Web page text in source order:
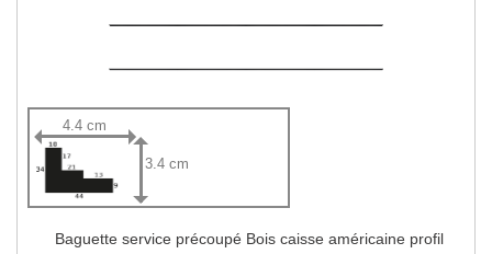
4.4 cm
3.4 cm
Baguette service précoupé Bois caisse américaine profil